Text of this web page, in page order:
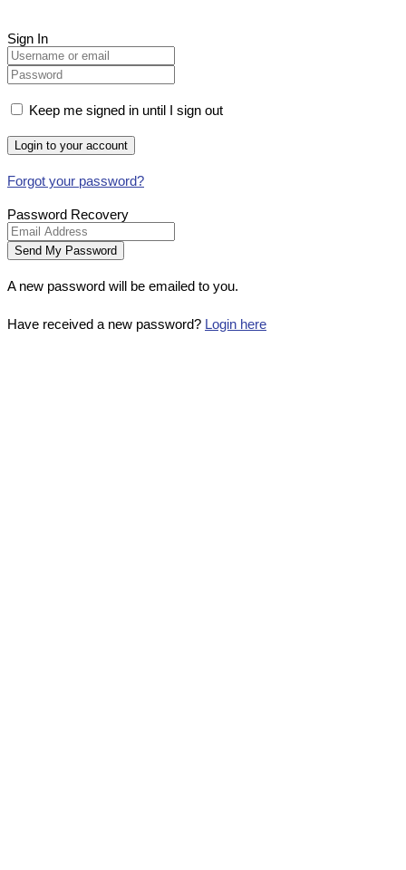
Sign In
Keep me signed in until I sign out
Forgot your password?
Password Recovery
A new password will be emailed to you.
Have received a new password? Login here